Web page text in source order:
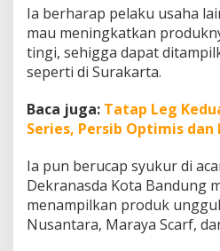
r
a
n
s
Ia berharap pelaku usaha
mau meningkatkan
tingi, sehigga dapat
seperti di Surakarta.
Baca juga: Tatap Leg
Series, Persib Optimis dan
Ia pun berucap syukur di
Dekranasda Kota Bandung
menampilkan produk
Nusantara, Maraya Scarf,